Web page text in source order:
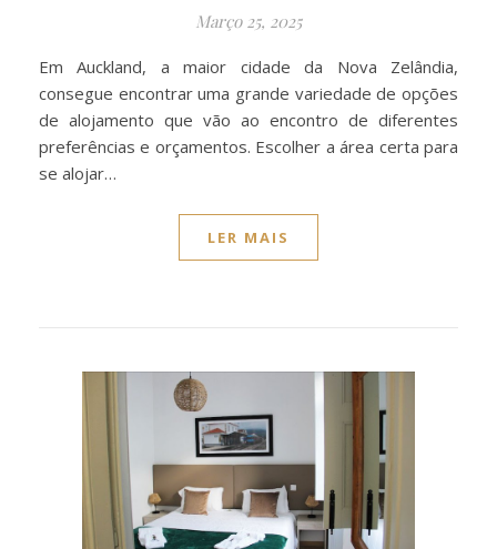
Março 25, 2025
Em Auckland, a maior cidade da Nova Zelândia,
consegue encontrar uma grande variedade de opções
de alojamento que vão ao encontro de diferentes
preferências e orçamentos. Escolher a área certa para
se alojar…
LER MAIS